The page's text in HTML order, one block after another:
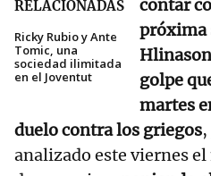
RELACIONADAS
Ricky Rubio y Ante
Tomic, una
sociedad ilimitada
en el Joventut
contar
próxima
golpe
martes
duelo contra los griegos,
analizado este viernes